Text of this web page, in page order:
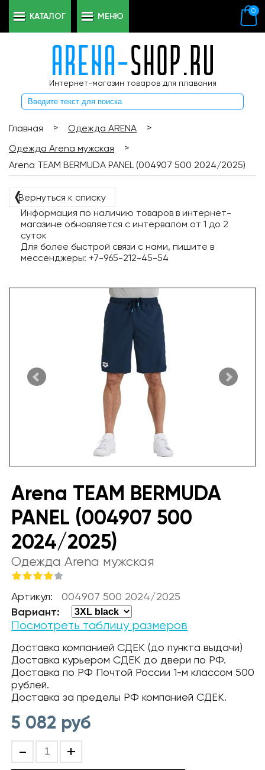
Интернет-магазин товаров для плавания
0
КАТАЛОГ МЕНЮ
Главная > Одежда ARENA
>
Одежда Arena мужская
>
Arena TEAM BERMUDA PANEL (004907 500 2024/2025)
❬Вернуться к списку
Информация по наличию товаров в интернет-
магазине обновляется с интервалом от 1 до 2
суток
Для более быстрой связи с нами, пишите в
мессенджеры: +7-965-212-45-54
Arena TEAM BERMUDA
PANEL (004907 500
2024/2025)
Одежда Arena мужская
Артикул: 004907 500 2024/2025
Вариант:
Посмотреть таблицу размеров
Доставка компанией СДЕК (до пункта выдачи)
Доставка курьером СДЕК до двери по РФ.
Доставка по РФ Почтой России 1-м классом 500
рублей.
Доставка за пределы РФ компанией СДЕК.
5 082 руб
- +